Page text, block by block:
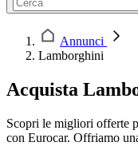
Annunci
Lamborghini
Acquista
Scopri le migliori offerte
con Eurocar. Offriamo